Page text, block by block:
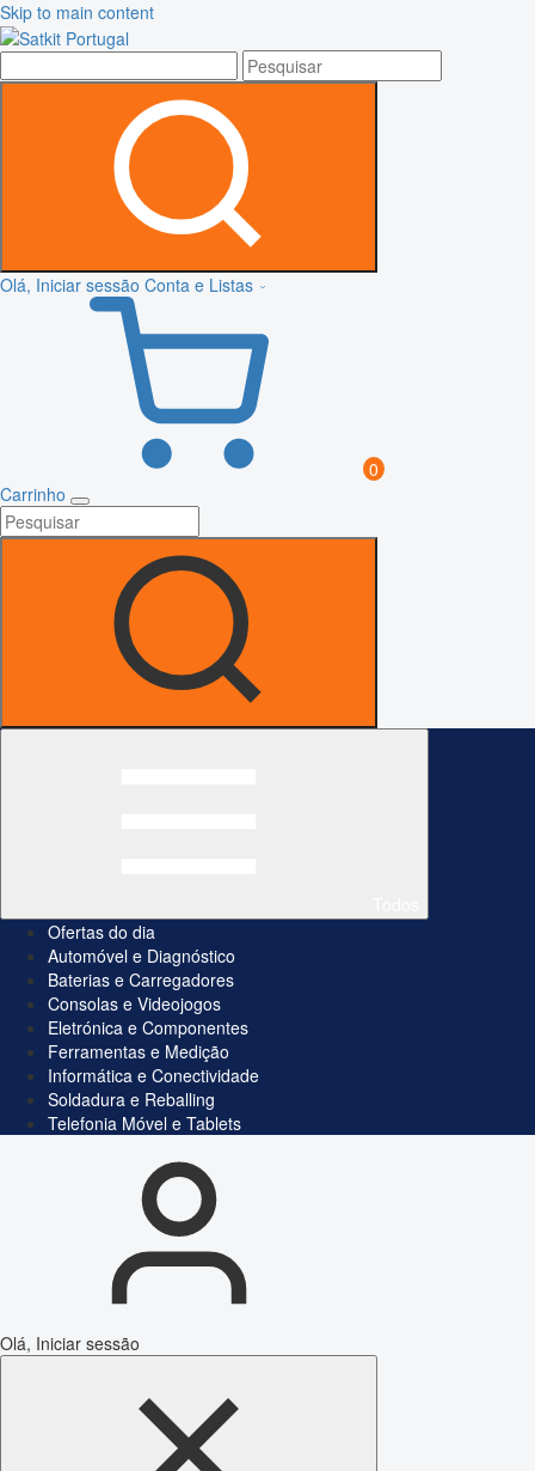
Skip to main content
Olá, Iniciar sessão Conta e Listas
0
Carrinho
Ofertas do dia
Automóvel e Diagnóstico
Baterias e Carregadores
Consolas e Videojogos
Eletrónica e Componentes
Ferramentas e Medição
Informática e Conectividade
Soldadura e Reballing
Telefonia Móvel e Tablets
Olá, Iniciar sessão